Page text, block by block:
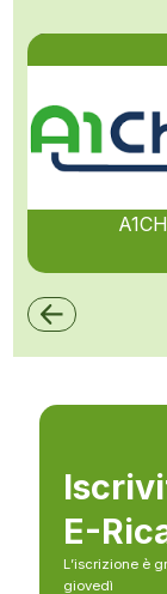
E-
L’iscrizione è
giovedì